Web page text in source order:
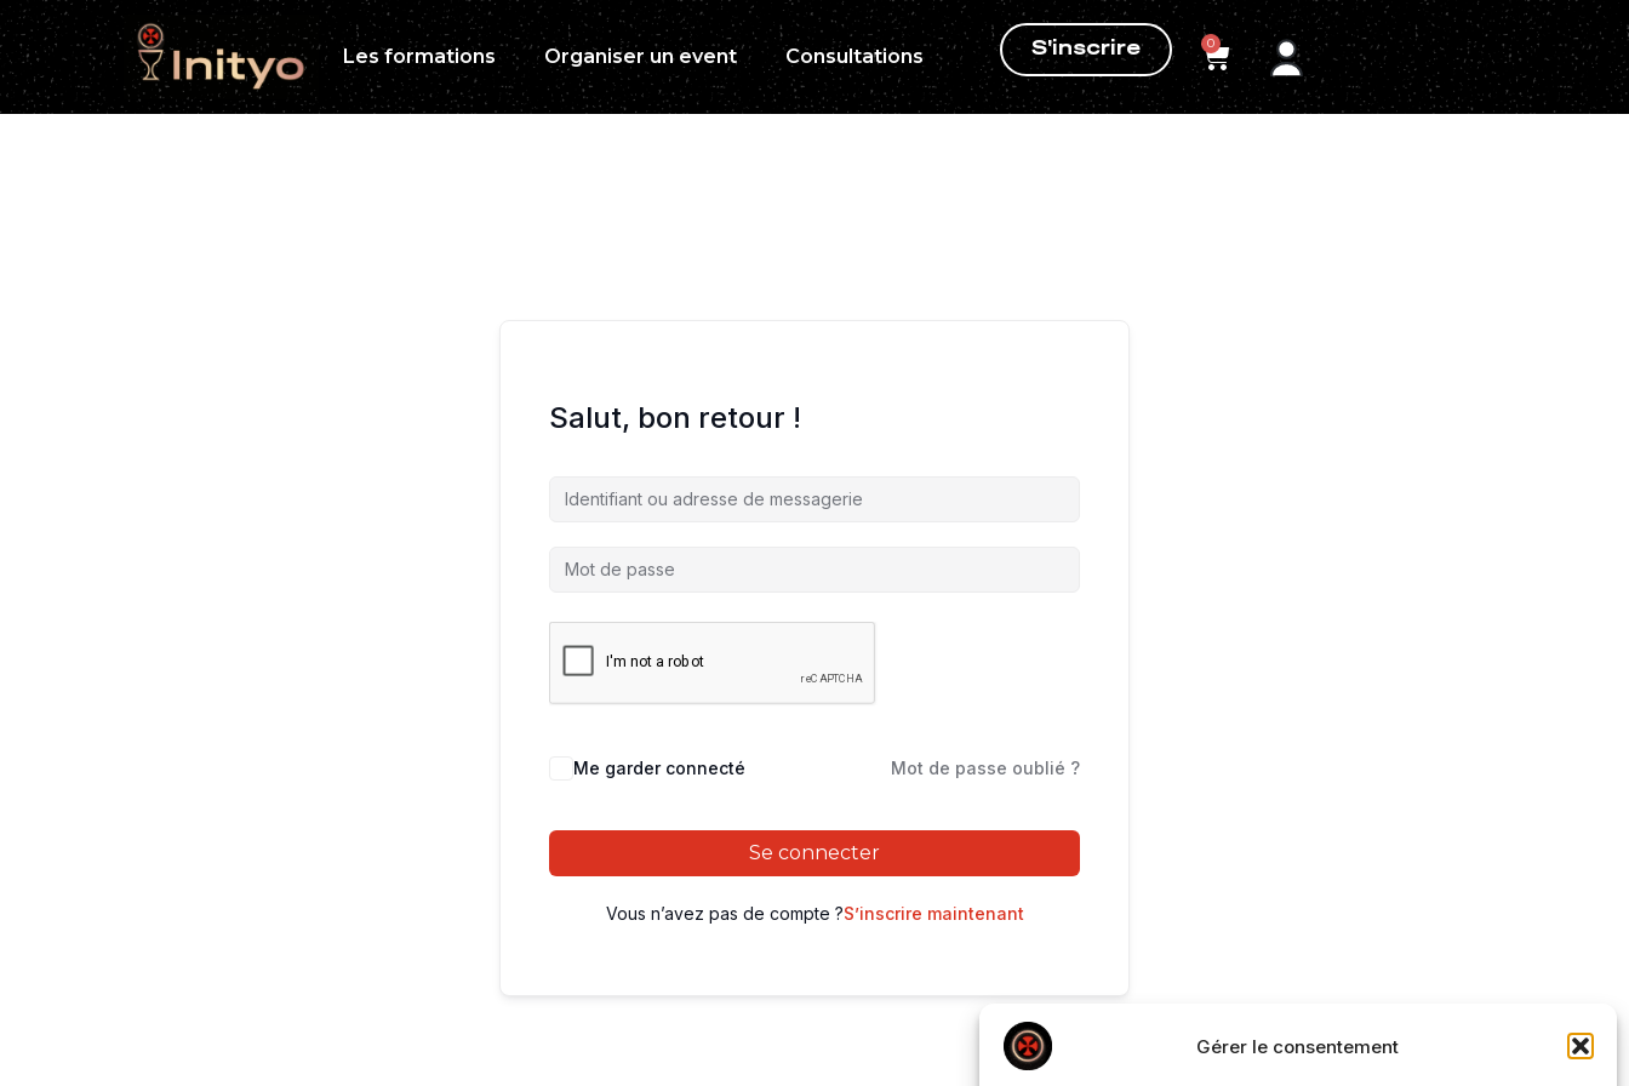
Gérer le consentement
Les formations Organiser un event Consultations S'inscrire 0
Salut, bon retour !
Me garder connecté Mot de passe oublié ?
Se connecter
Vous n’avez pas de compte ?S’inscrire maintenant